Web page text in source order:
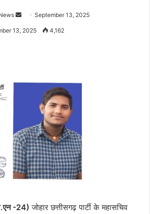
Send September 13, 2025
13, 2025 4,162
-24) जोहार छत्तीसगढ़ पार्टी के महासचिव